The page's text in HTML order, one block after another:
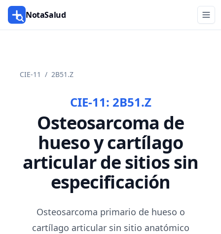
NotaSalud
CIE-11 / 2B51.Z
CIE-11: 2B51.Z
Osteosarcoma de
hueso y cartílago
articular de sitios sin
especificación
Osteosarcoma primario de hueso o
cartílago articular sin sitio anatómico